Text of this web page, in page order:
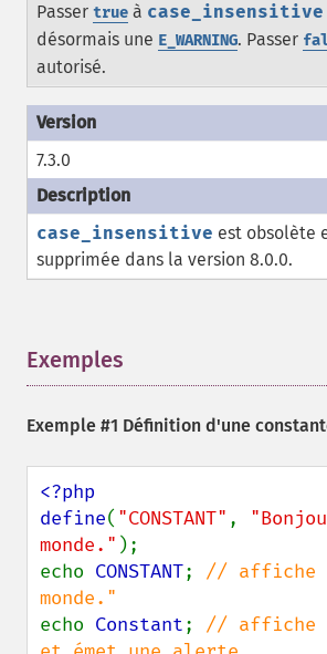
Passer true à case_insensitive
désormais une E_WARNING. Passer
autorisé.
7.3.0
case_insensitive est obsolète
supprimée dans la version 8.0.0.
Exemples
Exemple #1 Définition d'une
<?php
define( "CONSTANT" ,
monde." );
echo CONSTANT; // affiche
echo Constant; // affiche